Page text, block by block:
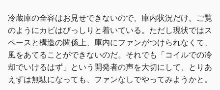
冷蔵庫の全容はお見せできないので、庫内状況だけ。ご覧
のようにカビはびっしりと着いている。ただし現状ではス
ペースと構造の関係上、庫内にファンがつけられなくて、
風をあてることができないのだ。それでも「コイルでの冷
却でいけるはず」という開発者の声を大切にして、とりあ
えずは無駄になっても、ファンなしでやってみようかと。